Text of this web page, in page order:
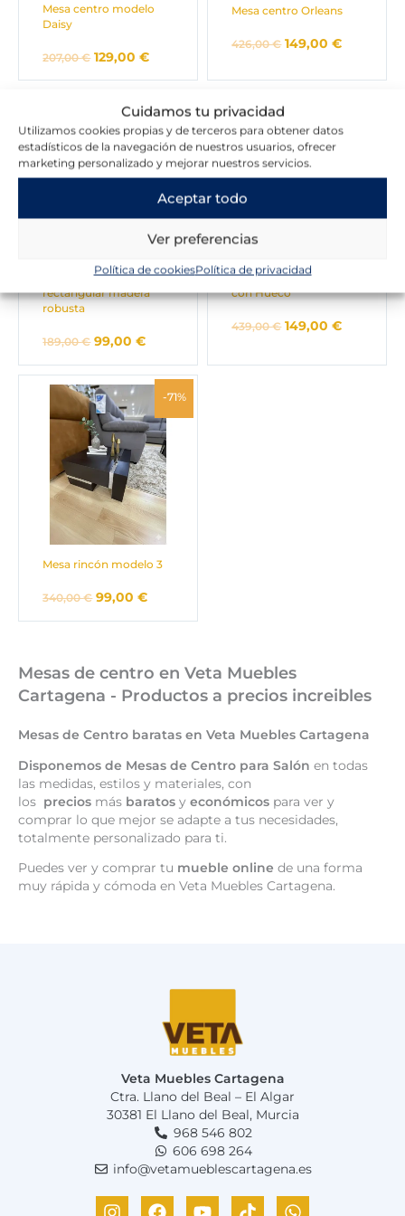
Cuidamos tu privacidad
Utilizamos cookies propias y de terceros para obtener datos
estadísticos de la navegación de nuestros usuarios, ofrecer
marketing personalizado y mejorar nuestros servicios.
Aceptar todo
Ver preferencias
Política de cookiesPolítica de privacidad
Mesa centro modelo
Daisy
207,00€ 129,00€
Mesa centro Orleans
426,00€ 149,00€
-48%
Mesa de centro
rectangular madera
robusta
189,00€
precio
original
era:
189,00 €.
99,00€
precio
actual
es:
99,00 €.
Mesa de Rincón Cubo
con Hueco
439,00€
original
era:
439,00 €.
149,00€
actual
-71%
Mesa rincón modelo 3
340,00€
El
precio
original
era:
340,00 €.
99,00€
El
precio
actual
es:
99,00 €.
Mesas de centro en Veta Muebles
Cartagena - Productos a precios increibles
Mesas de Centro baratas en Veta Muebles Cartagena
Disponemos de Mesas de Centro para Salón en todas
las medidas, estilos y materiales, con
los precios más baratos y económicos para ver y
comprar lo que mejor se adapte a tus necesidades,
totalmente personalizado para ti.
Puedes ver y comprar tu mueble online de una forma
muy rápida y cómoda en Veta Muebles Cartagena.
Veta Muebles Cartagena
Ctra. Llano del Beal – El Algar
30381 El Llano del Beal, Murcia
968 546 802
606 698 264
info@vetamueblescartagena.es
I
F
Y
T
W